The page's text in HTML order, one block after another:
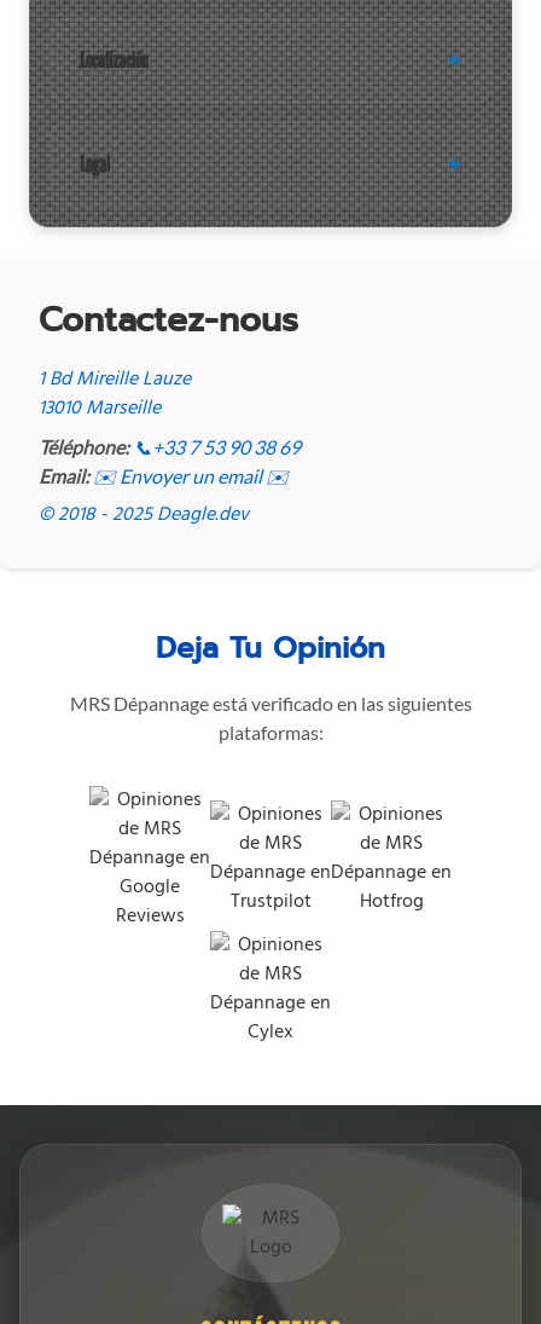
Localización
Legal
Contactez-nous
1 Bd Mireille Lauze
13010 Marseille
Téléphone: 📞 +33 7 53 90 38 69
Email: ✉️ Envoyer un email ✉️
© 2018 - 2025 Deagle.dev
Deja Tu Opinión
MRS Dépannage está verificado en las siguientes
plataformas: